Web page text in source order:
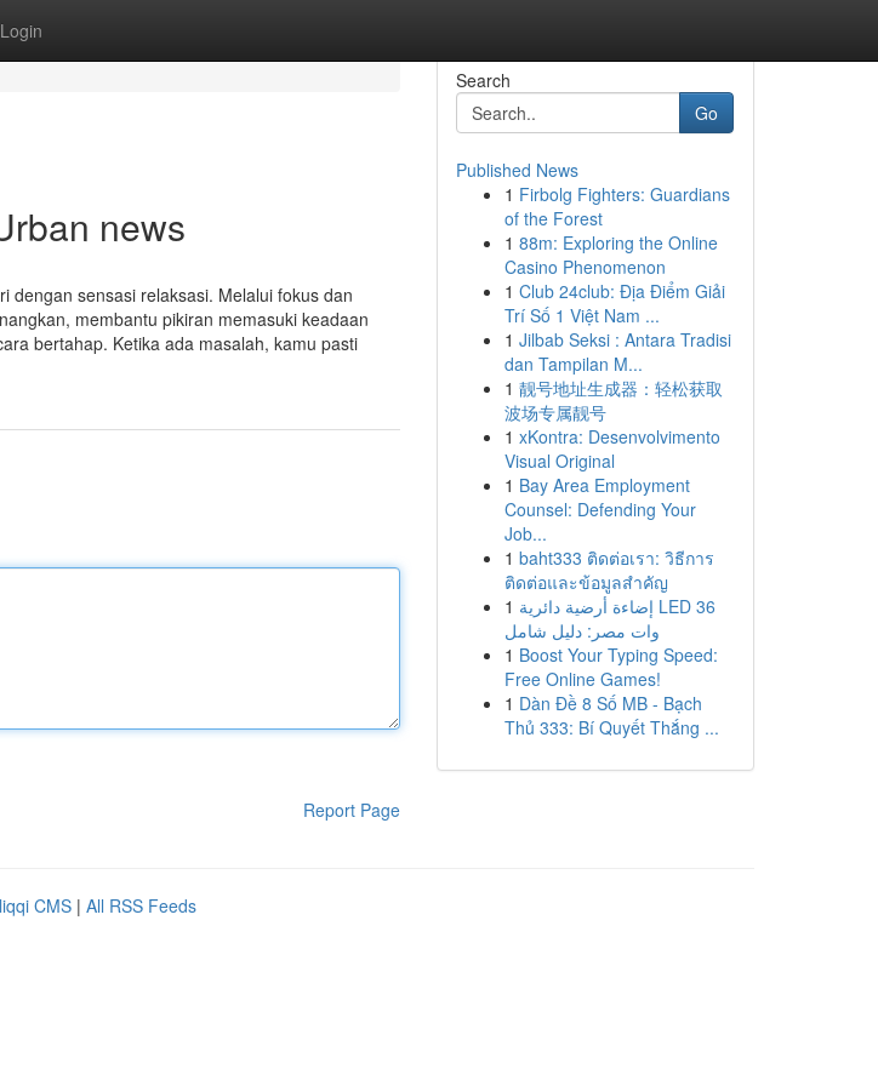
Login
news
dengan sensasi relaksasi. Melalui fokus dan
membantu pikiran memasuki keadaan
bertahap. Ketika ada masalah, kamu pasti
Report Page
Search
Go
Published News
1 Firbolg Fighters: Guardians
of the Forest
1 88m: Exploring the Online
Casino Phenomenon
1 Club 24club: Địa Điểm Giải
Trí Số 1 Việt Nam ...
1 Jilbab Seksi : Antara Tradisi
dan Tampilan M...
1 靓号地址生成器：轻松获取
波场专属靓号
1 xKontra: Desenvolvimento
Visual Original
1 Bay Area Employment
Counsel: Defending Your
Job...
1 baht333 ติดต่อเรา: วิธีการ
ติดต่อและข้อมูลสำคัญ
1 إضاءة أرضية دائرية LED 36
وات مصر: دليل شامل
1 Boost Your Typing Speed:
Free Online Games!
1 Dàn Đề 8 Số MB - Bạch
Thủ 333: Bí Quyết Thắng ...
CMS | All RSS Feeds